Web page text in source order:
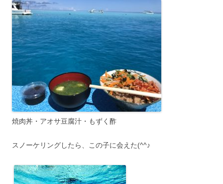
焼肉丼・アオサ豆腐汁・もずく酢
スノーケリングしたら、この子に会えた(^^♪